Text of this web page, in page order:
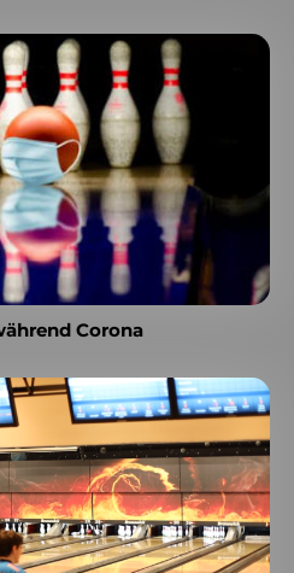
Corona